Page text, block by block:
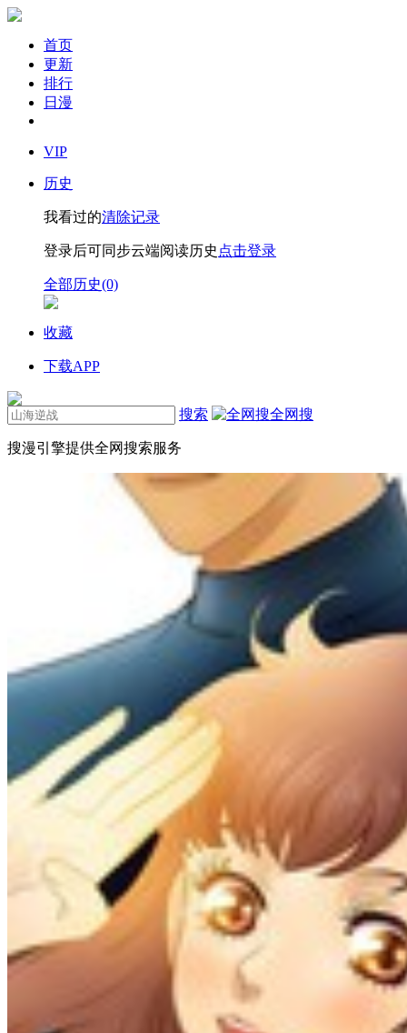
首页
更新
排行
日漫
VIP
历史
我看过的清除记录
登录后可同步云端阅读历史 点击登录
全部历史(0)
收藏
下载APP
搜索 全网搜
搜漫引擎提供全网搜索服务